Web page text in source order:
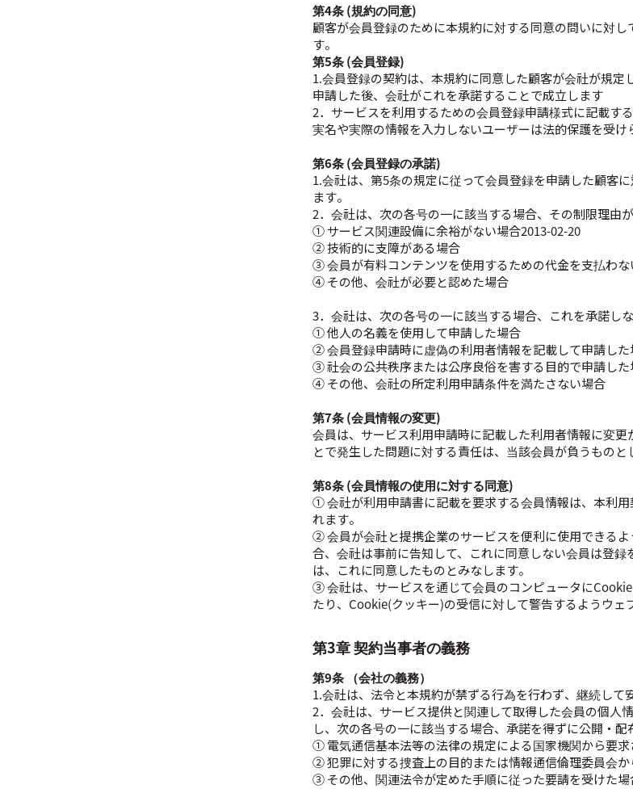
第4条 (規約の同意)
顧客が会員登録のために本規約に対する同意の問いに対
す。
第5条 (会員登録)
1.会員登録の契約は、本規約に同意した顧客が会社が規
申請した後、会社がこれを承諾することで成立します
2．サービスを利用するための会員登録申請様式に記載す
実名や実際の情報を入力しないユーザーは法的保護を受
第6条 (会員登録の承諾)
1.会社は、第5条の規定に従って会員登録を申請した顧客
ます。
2．会社は、次の各号の一に該当する場合、その制限理由
① サービス関連設備に余裕がない場合2013-02-20
② 技術的に支障がある場合
③ 会員が有料コンテンツを使用するための代金を支払わな
④ その他、会社が必要と認めた場合
3．会社は、次の各号の一に該当する場合、これを承諾し
① 他人の名義を使用して申請した場合
② 会員登録申請時に虚偽の利用者情報を記載して申請した
③ 社会の公共秩序または公序良俗を害する目的で申請した
④ その他、会社の所定利用申請条件を満たさない場合
第7条 (会員情報の変更)
会員は、サービス利用申請時に記載した利用者情報に変
とで発生した問題に対する責任は、当該会員が負うものと
第8条 (会員情報の使用に対する同意)
① 会社が利用申請書に記載を要求する会員情報は、本利
れます。
② 会員が会社と提携企業のサービスを便利に使用できる
合、会社は事前に告知して、これに同意しない会員は登
は、これに同意したものとみなします。
③ 会社は、サービスを通じて会員のコンピュータに
たり、Cookie(クッキー)の受信に対して警告するようウェ
第3章 契約当事者の義務
第9条 （会社の義務）
1.会社は、法令と本規約が禁ずる行為を行わず、継続して
2．会社は、サービス提供と関連して取得した会員の個人
し、次の各号の一に該当する場合、承諾を得ずに公開・配
① 電気通信基本法等の法律の規定による国家機関から要
② 犯罪に対する捜査上の目的または情報通信倫理委員会
③ その他、関連法令が定めた手順に従った要請を受けた場